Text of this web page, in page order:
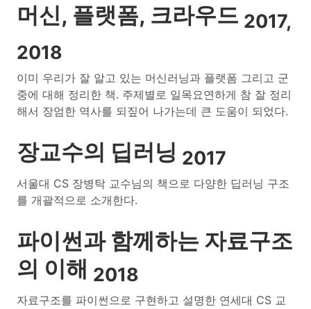
머신, 플랫폼, 크라우드 2017,
2018
이미 우리가 잘 알고 있는 머신러닝과 플랫폼 그리고 군
중에 대해 정리한 책. 주제별로 일목요연하게 참 잘 정리
해서 장엄한 역사를 되짚어 나가는데 큰 도움이 되었다.
장교수의 딥러닝 2017
서울대 CS 장병탁 교수님의 책으로 다양한 딥러닝 구조
를 개괄적으로 소개한다.
파이썬과 함께하는 자료구조
의 이해 2018
자료구조를 파이썬으로 구현하고 설명한 연세대 CS 교